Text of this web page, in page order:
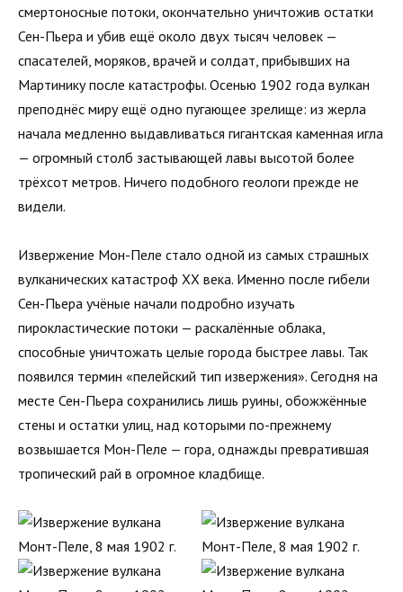
смертоносные потоки, окончательно уничтожив остатки
Сен-Пьера и убив ещё около двух тысяч человек —
спасателей, моряков, врачей и солдат, прибывших на
Мартинику после катастрофы. Осенью 1902 года вулкан
преподнёс миру ещё одно пугающее зрелище: из жерла
начала медленно выдавливаться гигантская каменная игла
— огромный столб застывающей лавы высотой более
трёхсот метров. Ничего подобного геологи прежде не
видели.
Извержение Мон-Пеле стало одной из самых страшных
вулканических катастроф XX века. Именно после гибели
Сен-Пьера учёные начали подробно изучать
пирокластические потоки — раскалённые облака,
способные уничтожать целые города быстрее лавы. Так
появился термин «пелейский тип извержения». Сегодня на
месте Сен-Пьера сохранились лишь руины, обожжённые
стены и остатки улиц, над которыми по-прежнему
возвышается Мон-Пеле — гора, однажды превратившая
тропический рай в огромное кладбище.